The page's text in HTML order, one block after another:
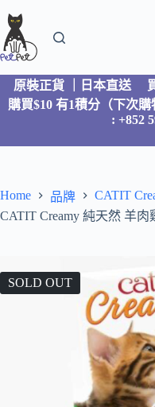
原裝正貨 ｜日本直送
購買$10 有1積分（下次
: +852
Home 品牌
CATIT
CATIT Creamy 純天然 羊
SOLD OUT